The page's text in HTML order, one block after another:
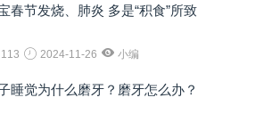
春节发烧、肺炎 多是“积食”所致
113 2024-11-26 小编
睡觉为什么磨牙？磨牙怎么办？